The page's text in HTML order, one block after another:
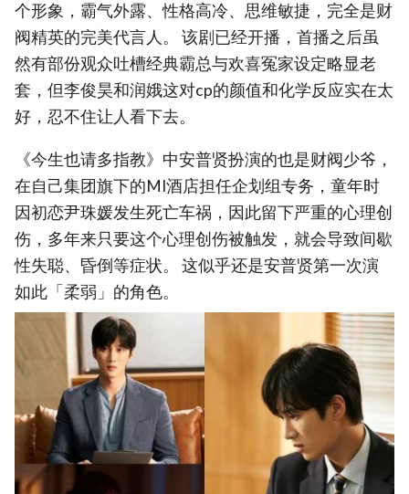
个形象，霸气外露、性格高冷、思维敏捷，完全是财
阀精英的完美代言人。 该剧已经开播，首播之后虽
然有部份观众吐槽经典霸总与欢喜冤家设定略显老
套，但李俊昊和润娥这对cp的颜值和化学反应实在太
好，忍不住让人看下去。
《今生也请多指教》中安普贤扮演的也是财阀少爷，
在自己集团旗下的MI酒店担任企划组专务，童年时
因初恋尹珠媛发生死亡车祸，因此留下严重的心理创
伤，多年来只要这个心理创伤被触发，就会导致间歇
性失聪、昏倒等症状。 这似乎还是安普贤第一次演
如此「柔弱」的角色。